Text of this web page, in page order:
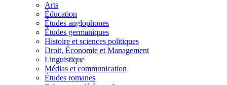
Arts
Éducation
Études anglophones
Études germaniques
Histoire et sciences politiques
Droit, Économie et Management
Linguistique
Médias et communication
Études romanes